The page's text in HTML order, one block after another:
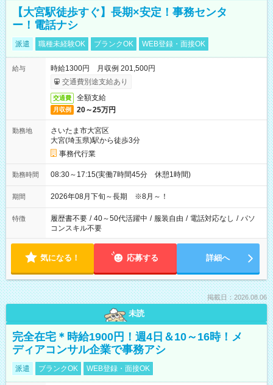
【大宮駅徒歩すぐ】長期×安定！事務センタ
ー！電話ナシ
派遣 職種未経験OK ブランクOK WEB登録・面接OK
給与
時給1300円 月収例 201,500円
交通費別途支給あり
交通費 全額支給
月収例 20～25万円
勤務地
さいたま市大宮区
大宮(埼玉県)駅から徒歩3分
事務代行業
勤務時間 08:30～17:15(実働7時間45分 休憩1時間)
期間 2026年08月下旬～長期 ※8月～！
特徴 履歴書不要 / 40～50代活躍中 / 服装自由 / 電話対応なし / パソ
コンスキル不要
気になる！ 応募する 詳細へ
掲載日：2026.08.06
未読
完全在宅＊時給1900円！週4日＆10～16時！メ
ディアコンサル企業で事務アシ
派遣 ブランクOK WEB登録・面接OK